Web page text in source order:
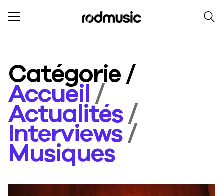
Catégorie /
Accueil /
Actualités/
Interviews/
Musiques